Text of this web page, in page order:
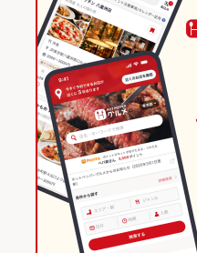
その他設備
様々なシーンにご利
す。
その他
飲み放題
あり ：ジムビームハ
♪
食べ放題
なし ：食べ放題メニ
きの宴会コース有り
カクテル充実、焼酎
お子様連れOK ：半
にもってこい♪
神田・神保町・秋葉原・御茶
神田のグルメランキング
神田の居酒屋ランキング